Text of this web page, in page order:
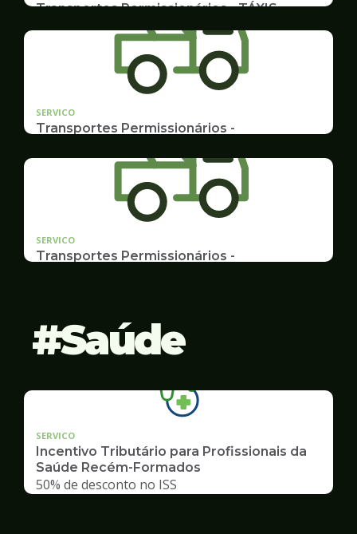
Transportes Permissionários - TÁXIS
SERVICO
Transportes Permissionários -
Documentação, Requerimento e Transferência
SERVICO
Transportes Permissionários -
Saúde
SERVICO
Incentivo Tributário para Profissionais da
Saúde Recém-Formados
50% de desconto no ISS